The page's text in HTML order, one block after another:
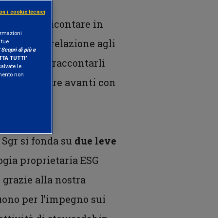
per rendicontare in
fondi, in relazione agli
impatti e raccontarli
di portare avanti con
si fonda su due leve
proprietaria ESG
grazie alla nostra
per l’impegno sui
Scopri di più e
TUTTI"
le
non
i cookie tecnici